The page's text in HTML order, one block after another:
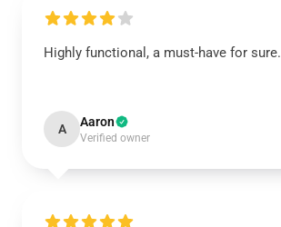
Highly functional, a must-have for sure.
A Aaron
Verified owner